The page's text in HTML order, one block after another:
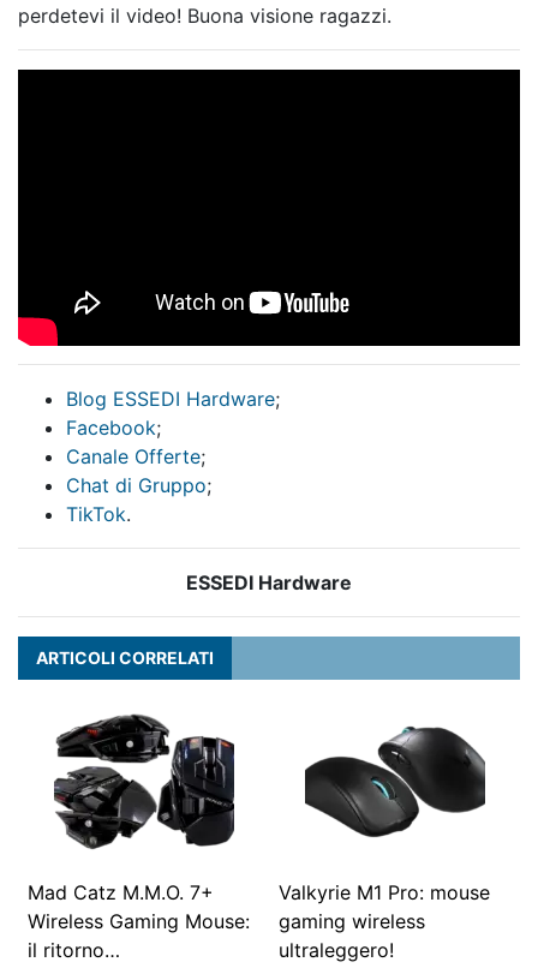
perdetevi il video! Buona visione ragazzi.
Blog ESSEDI Hardware;
Facebook;
Canale Offerte;
Chat di Gruppo;
TikTok.
ESSEDI Hardware
ARTICOLI CORRELATI
Mad Catz M.M.O. 7+
Wireless Gaming Mouse:
il ritorno…
Valkyrie M1 Pro: mouse
gaming wireless
ultraleggero!